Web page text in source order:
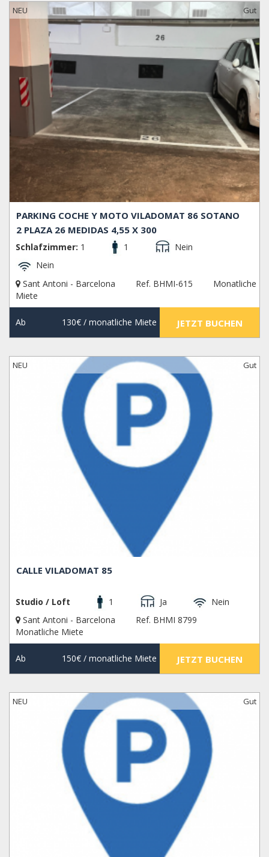
NEU Gut
PARKING COCHE Y MOTO VILADOMAT 86 SOTANO
2 PLAZA 26 MEDIDAS 4,55 X 300
Schlafzimmer: 1 1
Nein
Nein
Sant Antoni - Barcelona
Ref. BHMI-615
Monatliche
Miete
Ab 130€/ monatliche Miete JETZT BUCHEN
NEU Gut
CALLE VILADOMAT 85
Studio / Loft 1 Ja
Nein
Sant Antoni - Barcelona
Ref. BHMI 8799
Monatliche Miete
Ab 150€/ monatliche Miete JETZT BUCHEN
NEU Gut